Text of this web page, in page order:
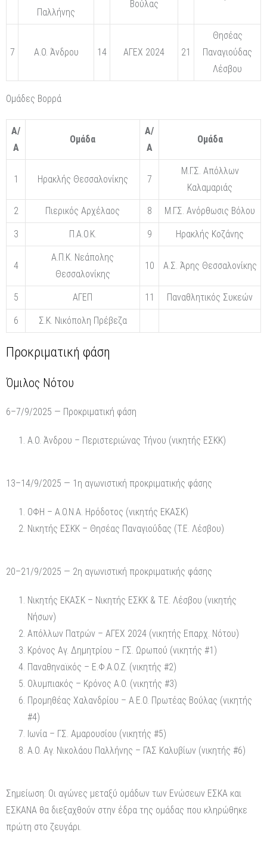
Παλλήνης
Βούλας
7 Α.Ο. Άνδρου 14 ΑΓΕΧ 2024 21
Θησέας
Παναγιούδας
Λέσβου
Ομάδες Βορρά
Α/
Α
Ομάδα
Α/
Α
Ομάδα
1 Ηρακλής Θεσσαλονίκης 7
Μ.Γ.Σ. Απόλλων
Καλαμαριάς
2 Πιερικός Αρχέλαος 8 Μ.Γ.Σ. Ανόρθωσις Βόλου
3 Π.Α.Ο.Κ. 9 Ηρακλής Κοζάνης
4
Α.Π.Κ. Νεάπολης
Θεσσαλονίκης
10 Α.Σ. Άρης Θεσσαλονίκης
5 ΑΓΕΠ 11 Παναθλητικός Συκεών
6 Σ.Κ. Νικόπολη Πρέβεζα
Προκριματική φάση
Όμιλος Νότου
6–7/9/2025 — Προκριματική φάση
Α.Ο. Άνδρου – Περιστεριώνας Τήνου (νικητής ΕΣΚΚ)
13–14/9/2025 — 1η αγωνιστική προκριματικής φάσης
ΟΦΗ – Α.Ο.Ν.Α. Ηρόδοτος (νικητής ΕΚΑΣΚ)
Νικητής ΕΣΚΚ – Θησέας Παναγιούδας (Τ.Ε. Λέσβου)
20–21/9/2025 — 2η αγωνιστική προκριματικής φάσης
Νικητής ΕΚΑΣΚ – Νικητής ΕΣΚΚ & Τ.Ε. Λέσβου (νικητής
Νήσων)
Απόλλων Πατρών – ΑΓΕΧ 2024 (νικητής Επαρχ. Νότου)
Κρόνος Αγ. Δημητρίου – Γ.Σ. Ωρωπού (νικητής #1)
Παναθηναϊκός – Ε.Φ.Α.Ο.Ζ. (νικητής #2)
Ολυμπιακός – Κρόνος Α.Ο. (νικητής #3)
Προμηθέας Χαλανδρίου – Α.Ε.Ο. Πρωτέας Βούλας (νικητής
#4)
Ιωνία – Γ.Σ. Αμαρουσίου (νικητής #5)
Α.Ο. Αγ. Νικολάου Παλλήνης – ΓΑΣ Καλυβίων (νικητής #6)
Σημείωση: Οι αγώνες μεταξύ ομάδων των Ενώσεων ΕΣΚΑ και
ΕΣΚΑΝΑ θα διεξαχθούν στην έδρα της ομάδας που κληρώθηκε
πρώτη στο ζευγάρι.